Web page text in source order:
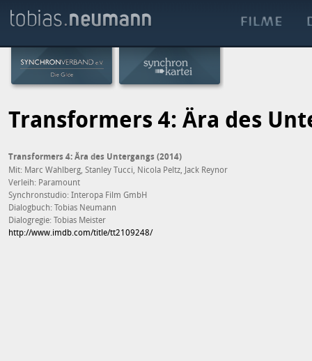
Transformers 4: Ära des
Transformers 4: Ära des Untergangs (2014)
Mit: Marc Wahlberg, Stanley Tucci, Nicola Peltz, Jack Reynor
Verleih: Paramount
Synchronstudio: Interopa Film GmbH
Dialogbuch: Tobias Neumann
Dialogregie: Tobias Meister
http://www.imdb.com/title/tt2109248/